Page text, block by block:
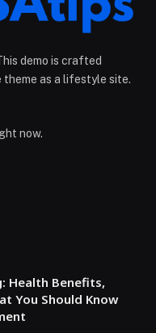
demo is crafted
as a lifestyle site.
now.
Health Benefits,
You Should Know